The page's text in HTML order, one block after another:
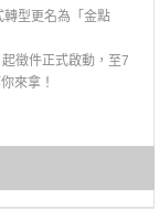
型更名為「金點
徵件正式啟動，至7
來拿！